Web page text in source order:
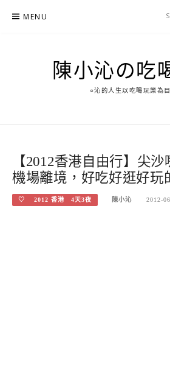
MENU
陳小沁の吃
○沁的人生以吃喝玩樂為
【2012香港自由行】尖
機場離境，好吃好逛好玩
♡ 2012 香港 4天3夜 陳小沁 2012-